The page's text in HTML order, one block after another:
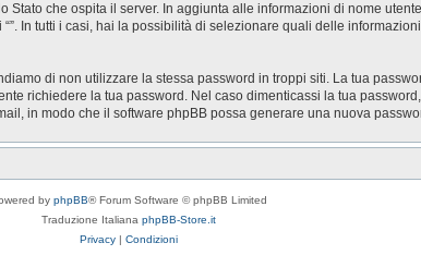
Stato che ospita il server. In aggiunta alle informazioni di nome
In tutti i casi, hai la possibilità di selezionare quali delle
di non utilizzare la stessa password in troppi siti. La tua
richiedere la tua password. Nel caso dimenticassi la tua
in modo che il software phpBB possa generare una nuova
by phpBB® Forum Software © phpBB Limited
Traduzione Italiana phpBB-Store.it
Privacy | Condizioni